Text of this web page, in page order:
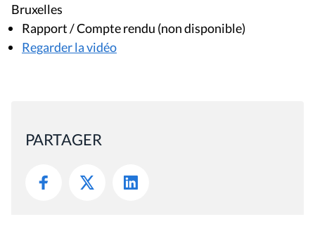
Bruxelles
Rapport / Compte rendu (non disponible)
Regarder la vidéo
PARTAGER